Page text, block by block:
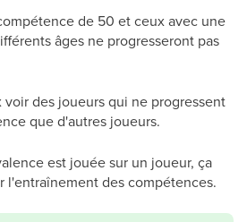
de 50 et ceux avec une
âges ne progresseront pas
des joueurs qui ne progressent
que d'autres joueurs.
est jouée sur un joueur, ça
l'entraînement des compétences.